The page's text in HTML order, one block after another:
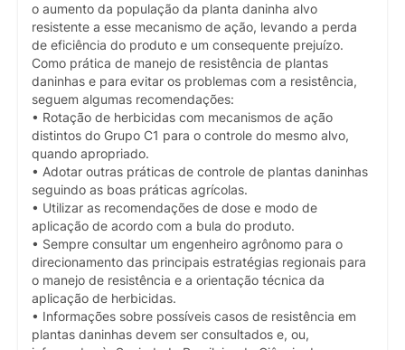
o aumento da população da planta daninha alvo
resistente a esse mecanismo de ação, levando a perda
de eficiência do produto e um consequente prejuízo.
Como prática de manejo de resistência de plantas
daninhas e para evitar os problemas com a resistência,
seguem algumas recomendações:
• Rotação de herbicidas com mecanismos de ação
distintos do Grupo C1 para o controle do mesmo alvo,
quando apropriado.
• Adotar outras práticas de controle de plantas daninhas
seguindo as boas práticas agrícolas.
• Utilizar as recomendações de dose e modo de
aplicação de acordo com a bula do produto.
• Sempre consultar um engenheiro agrônomo para o
direcionamento das principais estratégias regionais para
o manejo de resistência e a orientação técnica da
aplicação de herbicidas.
• Informações sobre possíveis casos de resistência em
plantas daninhas devem ser consultados e, ou,